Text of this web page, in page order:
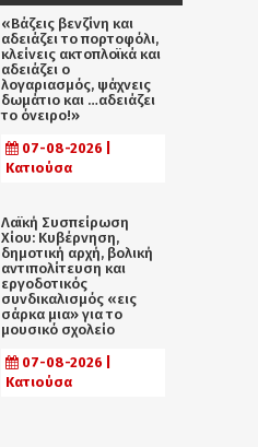
«Βάζεις βενζίνη και
αδειάζει το πορτοφόλι,
κλείνεις ακτοπλοϊκά και
αδειάζει ο
λογαριασμός, ψάχνεις
δωμάτιο και …αδειάζει
το όνειρο!»
07-08-2026 |
Κατιούσα
Λαϊκή Συσπείρωση
Χίου: Κυβέρνηση,
δημοτική αρχή, βολική
αντιπολίτευση και
εργοδοτικός
συνδικαλισμός «εις
σάρκα μια» για το
μουσικό σχολείο
07-08-2026 |
Κατιούσα